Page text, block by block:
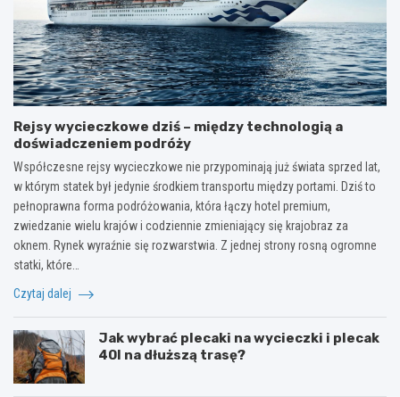
Rejsy wycieczkowe dziś – między technologią a
doświadczeniem podróży
Współczesne rejsy wycieczkowe nie przypominają już świata sprzed lat,
w którym statek był jedynie środkiem transportu między portami. Dziś to
pełnoprawna forma podróżowania, która łączy hotel premium,
zwiedzanie wielu krajów i codziennie zmieniający się krajobraz za
oknem. Rynek wyraźnie się rozwarstwia. Z jednej strony rosną ogromne
statki, które…
Czytaj dalej
Jak wybrać plecaki na wycieczki i plecak
40l na dłuższą trasę?